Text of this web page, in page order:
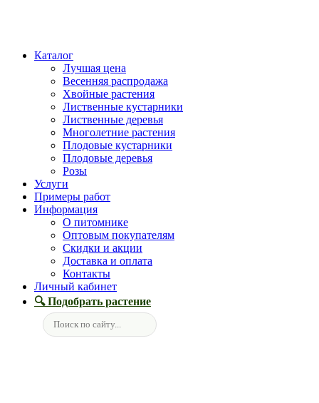
Каталог
Лучшая цена
Весенняя распродажа
Хвойные растения
Лиственные кустарники
Лиственные деревья
Многолетние растения
Плодовые кустарники
Плодовые деревья
Розы
Услуги
Примеры работ
Информация
О питомнике
Оптовым покупателям
Скидки и акции
Доставка и оплата
Контакты
Личный кабинет
🔍 Подобрать растение